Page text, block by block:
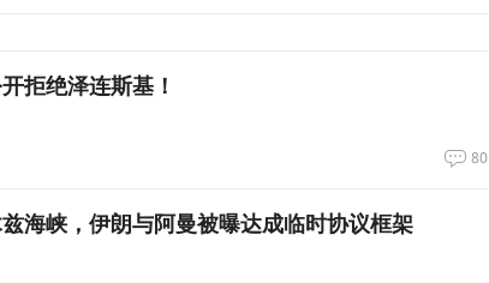
拒绝泽连斯基！
80
海峡，伊朗与阿曼被曝达成临时协议框架